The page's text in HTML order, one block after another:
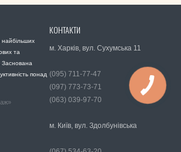
найбільших
та
Заснована
понад
КОНТАКТИ
м. Харків, вул. Сухумська 11
(095) 711-77-47
(097) 773-73-71
(063) 039-97-70
м. Київ, вул. Здолбунівська